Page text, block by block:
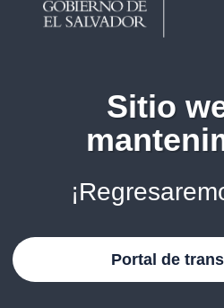
Sitio
Portal de